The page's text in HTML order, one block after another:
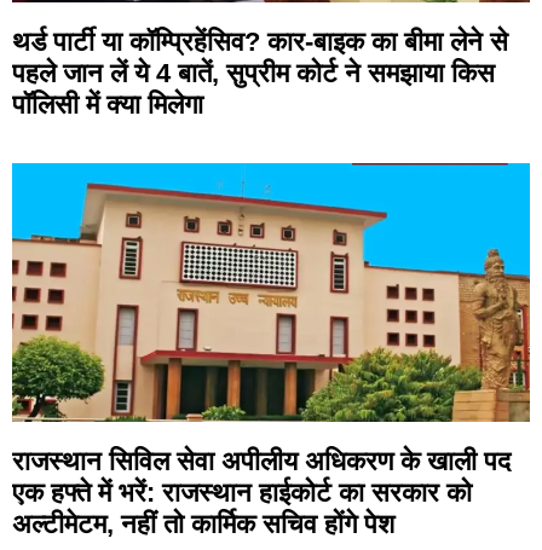
थर्ड पार्टी या कॉम्प्रिहेंसिव? कार-बाइक का बीमा लेने से
पहले जान लें ये 4 बातें, सुप्रीम कोर्ट ने समझाया किस
पॉलिसी में क्या मिलेगा
राजस्थान सिविल सेवा अपीलीय अधिकरण के खाली पद
एक हफ्ते में भरें: राजस्थान हाईकोर्ट का सरकार को
अल्टीमेटम, नहीं तो कार्मिक सचिव होंगे पेश